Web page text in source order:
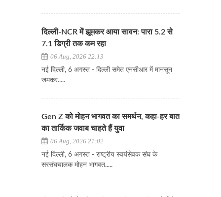
दिल्ली-NCR में झूमकर आया सावन: पारा 5.2 से
7.1 डिग्री तक कम रहा
06 Aug, 2026 22:13
नई दिल्ली, 6 अगस्त - दिल्ली समेत एनसीआर में मानसून
जमकर.....
Gen Z को मोहन भागवत का समर्थन, कहा-हर बात
का तार्किक जवाब चाहते हैं युवा
06 Aug, 2026 21:02
नई दिल्ली, 6 अगस्त - राष्ट्रीय स्वयंसेवक संघ के
सरसंघचालक मोहन भागवत.....